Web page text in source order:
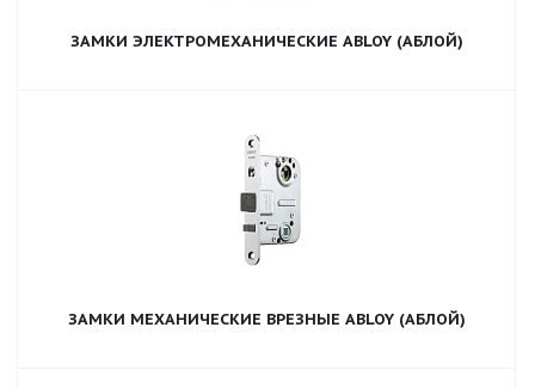
ЗАМКИ ЭЛЕКТРОМЕХАНИЧЕСКИЕ ABLOY (АБЛОЙ)
ЗАМКИ МЕХАНИЧЕСКИЕ ВРЕЗНЫЕ ABLOY (АБЛОЙ)